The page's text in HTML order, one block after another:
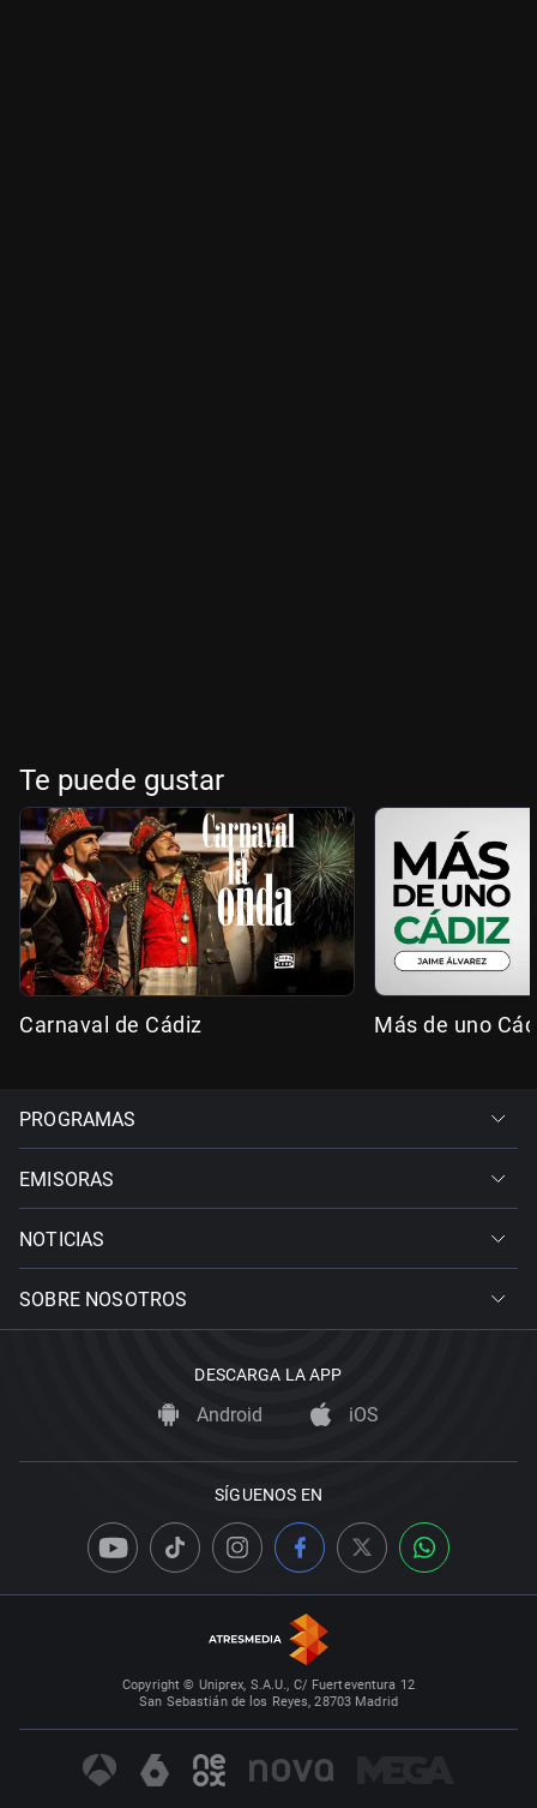
Te puede gustar
Carnaval de Cádiz Más de uno
PROGRAMAS
EMISORAS
NOTICIAS
SOBRE NOSOTROS
DESCARGA LA APP
Android iOS
SÍGUENOS EN
Copyright © Uniprex, S.A.U., C/ Fuerteventura 12
San Sebastián de los Reyes, 28703 Madrid